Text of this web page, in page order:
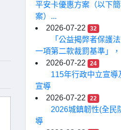
平安卡優惠方案（以下
案）...
2026-07-22
32
「公益揭弊者保護
一項第二款裁罰基準」
2026-07-22
24
115年行政中立宣導
宣導
2026-07-22
22
2026城鎮韌性(全民
導